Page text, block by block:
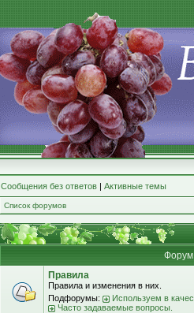
Сообщения без ответов | Активные темы
Список форумов
Форум
Правила
Правила и изменения в них.
Подфорумы:
Используем в
Часто задаваемые вопросы.